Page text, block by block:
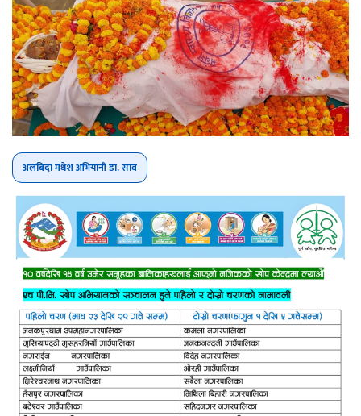
अलबिदा मधेश अभियानी डा. साव